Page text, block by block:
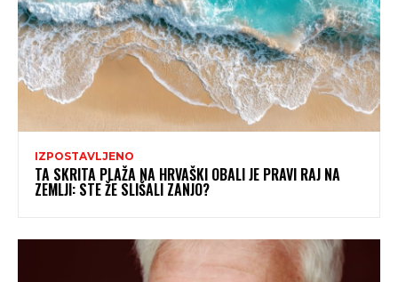
IZPOSTAVLJENO
TA SKRITA PLAŽA NA HRVAŠKI OBALI JE PRAVI RAJ NA
ZEMLJI: STE ŽE SLIŠALI ZANJO?